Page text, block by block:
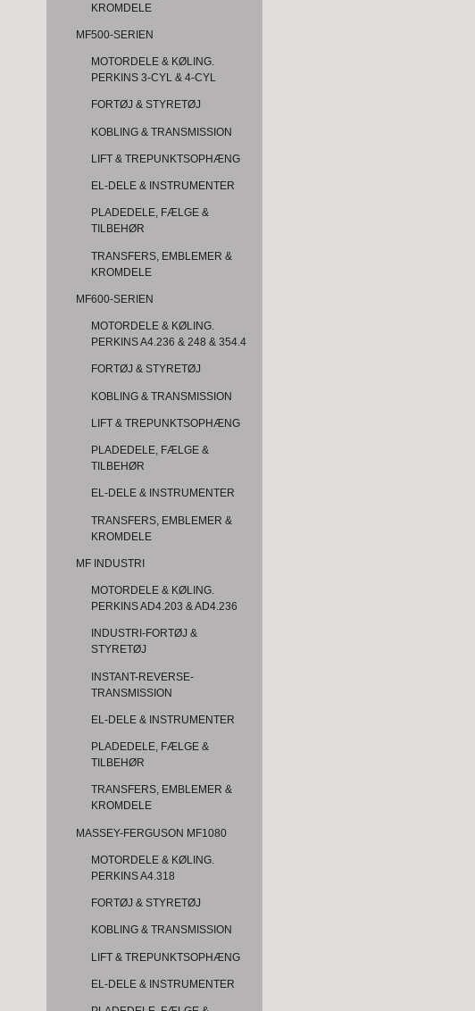
KROMDELE
MF500-SERIEN
MOTORDELE & KØLING.
PERKINS 3-CYL & 4-CYL
FORTØJ & STYRETØJ
KOBLING & TRANSMISSION
LIFT & TREPUNKTSOPHÆNG
EL-DELE & INSTRUMENTER
PLADEDELE, FÆLGE &
TILBEHØR
TRANSFERS, EMBLEMER &
KROMDELE
MF600-SERIEN
MOTORDELE & KØLING.
PERKINS A4.236 & 248 & 354.4
FORTØJ & STYRETØJ
KOBLING & TRANSMISSION
LIFT & TREPUNKTSOPHÆNG
PLADEDELE, FÆLGE &
TILBEHØR
EL-DELE & INSTRUMENTER
TRANSFERS, EMBLEMER &
KROMDELE
MF INDUSTRI
MOTORDELE & KØLING.
PERKINS AD4.203 & AD4.236
INDUSTRI-FORTØJ &
STYRETØJ
INSTANT-REVERSE-
TRANSMISSION
EL-DELE & INSTRUMENTER
PLADEDELE, FÆLGE &
TILBEHØR
TRANSFERS, EMBLEMER &
KROMDELE
MASSEY-FERGUSON MF1080
MOTORDELE & KØLING.
PERKINS A4.318
FORTØJ & STYRETØJ
KOBLING & TRANSMISSION
LIFT & TREPUNKTSOPHÆNG
EL-DELE & INSTRUMENTER